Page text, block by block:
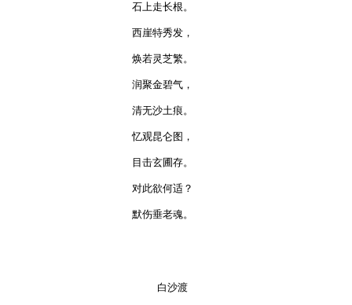
石上走长根。
西崖特秀发，
焕若灵芝繁。
润聚金碧气，
清无沙土痕。
忆观昆仑图，
目击玄圃存。
对此欲何适？
默伤垂老魂。
    白沙渡